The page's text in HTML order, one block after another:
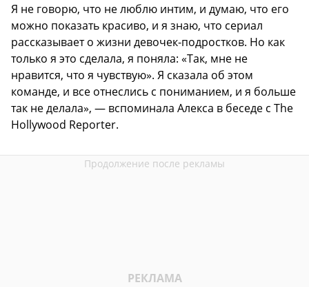
Я не говорю, что не люблю интим, и думаю, что его
можно показать красиво, и я знаю, что сериал
рассказывает о жизни девочек-подростков. Но как
только я это сделала, я поняла: «Так, мне не
нравится, что я чувствую». Я сказала об этом
команде, и все отнеслись с пониманием, и я больше
так не делала», — вспоминала Алекса в беседе с The
Hollywood Reporter.